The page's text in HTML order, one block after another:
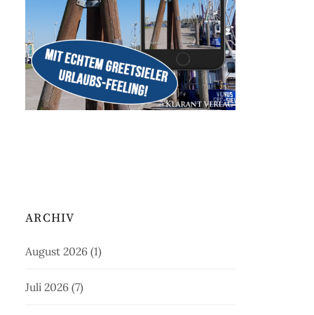
ARCHIV
August 2026 (1)
Juli 2026 (7)